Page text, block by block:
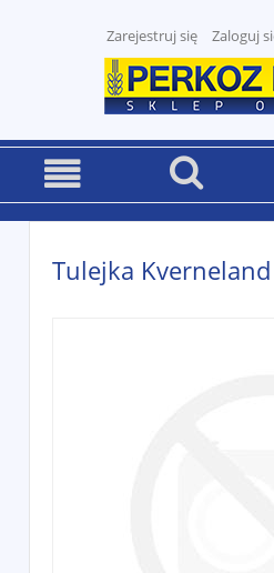
Zarejestruj się Zaloguj
Tulejka